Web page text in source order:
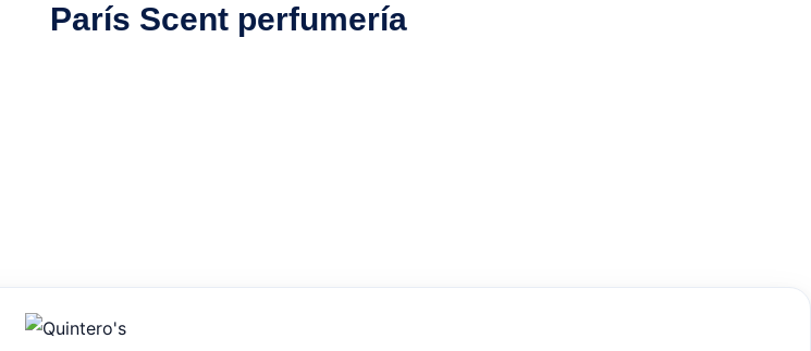
París Scent perfumería